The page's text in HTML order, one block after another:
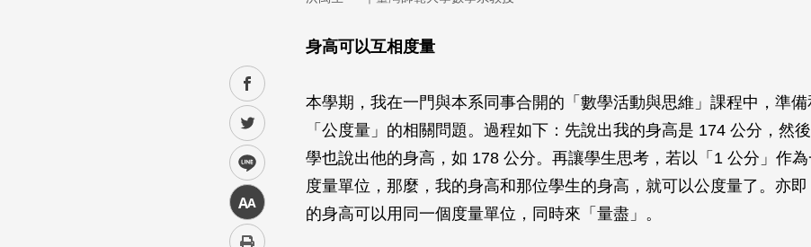
facebook
twitter
line
中
身高可以互相度量
本學期，我在一門與本系同事合開的「數學活動與思維」課程中，準
「公度量」的相關問題。過程如下：先說出我的身高是 174 公分，然
學也說出他的身高，如 178 公分。再讓學生思考，若以「1 公分」作
度量單位，那麼，我的身高和那位學生的身高，就可以公度量了。亦即
的身高可以用同一個度量單位，同時來「量盡」。